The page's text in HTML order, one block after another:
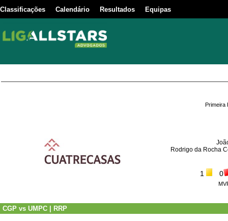
Classificações Calendário Resultados Equipas
Primeira
Rodrigo da Rocha
1 0
CGP vs UMPC | RRP